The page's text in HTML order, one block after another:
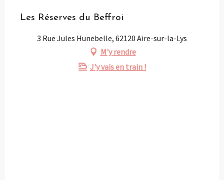
Les Réserves du Beffroi
3 Rue Jules Hunebelle, 62120 Aire-sur-la-Lys
M'y rendre
J'y vais en train !